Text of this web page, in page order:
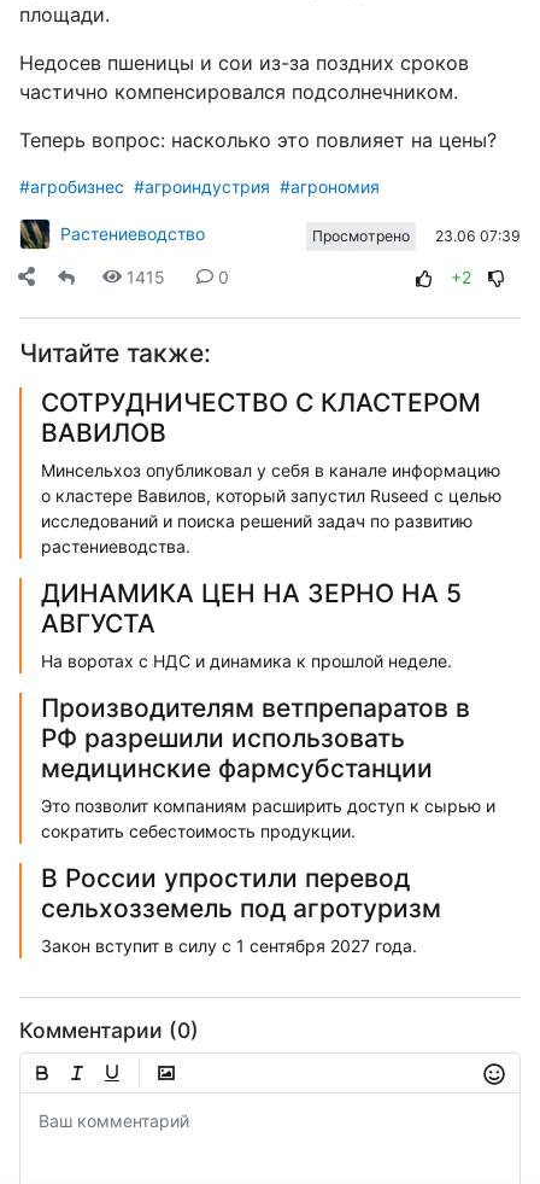
площади.
Недосев пшеницы и сои из-за поздних сроков
частично компенсировался подсолнечником.
Теперь вопрос: насколько это повлияет на цены?
#агробизнес #агроиндустрия #агрономия
Растениеводство Просмотрено 23.06 07:39
1415 0 +2
Читайте также:
СОТРУДНИЧЕСТВО С КЛАСТЕРОМ
ВАВИЛОВ
Минсельхоз опубликовал у себя в канале информацию
о кластере Вавилов, который запустил Ruseed с целью
исследований и поиска решений задач по развитию
растениеводства.
ДИНАМИКА ЦЕН НА ЗЕРНО НА 5
АВГУСТА
На воротах с НДС и динамика к прошлой неделе.
Производителям ветпрепаратов в
РФ разрешили использовать
медицинские фармсубстанции
Это позволит компаниям расширить доступ к сырью и
сократить себестоимость продукции.
В России упростили перевод
сельхозземель под агротуризм
Закон вступит в силу с 1 сентября 2027 года.
Комментарии (0)